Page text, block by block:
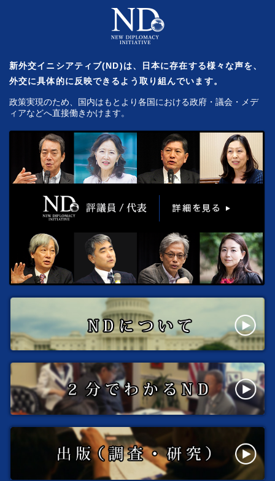
新外交イニシアティブ(ND)は、日本に存在する様々な声を、
外交に具体的に反映できるよう取り組んでいます。
政策実現のため、国内はもとより各国における政府・議会・メデ
ィアなどへ直接働きかけます。